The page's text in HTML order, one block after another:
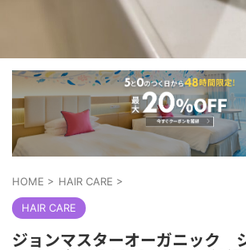
HOME > HAIR CARE >
HAIR CARE
ジョンマスターオーガニック